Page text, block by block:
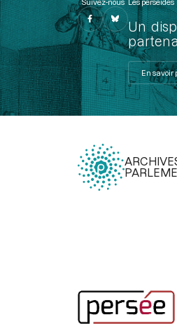
Un
En savoir